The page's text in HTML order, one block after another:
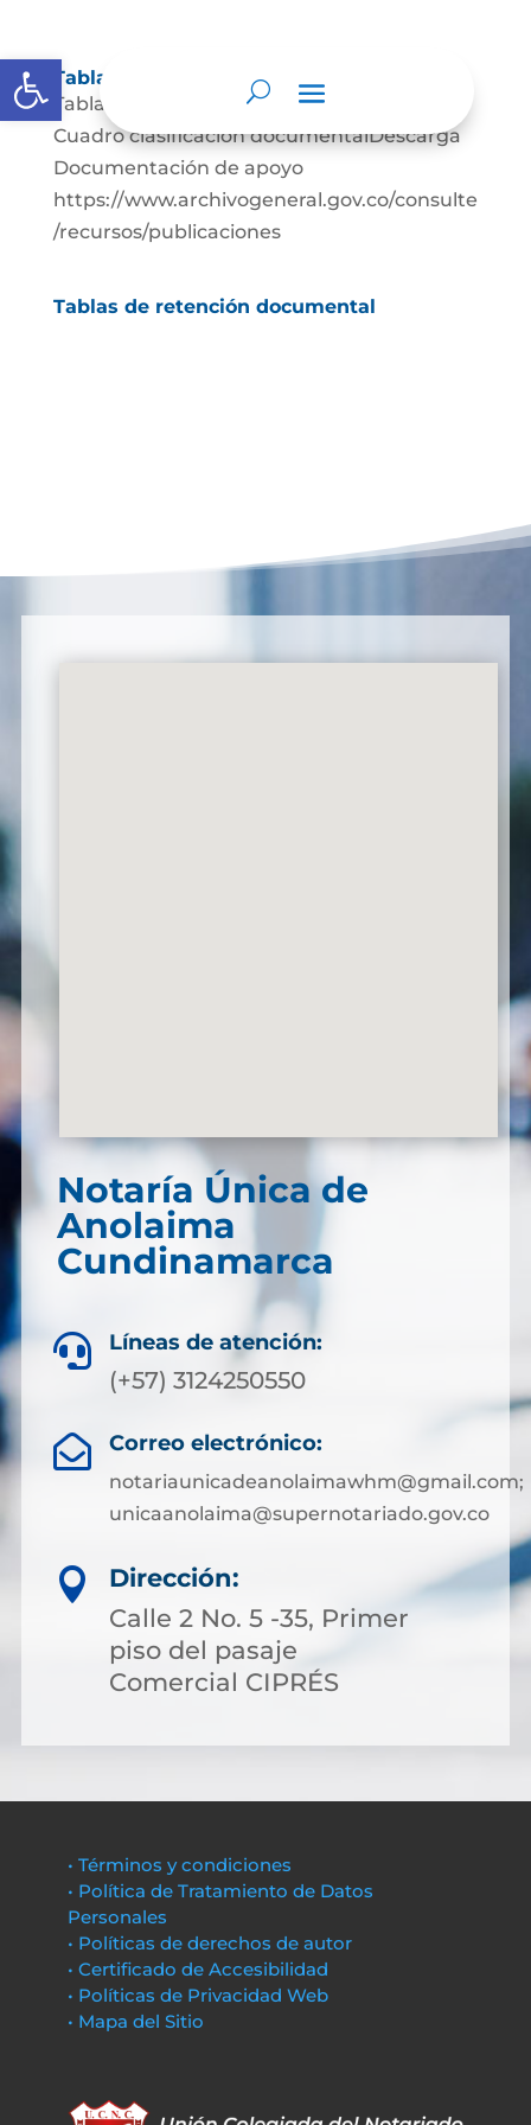
Abrir barra de herramientas
Tablas de retención documental
Tablas de Retención documental Descarga
Cuadro clasificación documentalDescarga
Documentación de apoyo
https://www.archivogeneral.gov.co/consulte
/recursos/publicaciones
Tablas de retención documental
Notaría Única de
Anolaima
Cundinamarca
 Líneas de atención:
(+57) 3124250550
 Correo electrónico:
notariaunicadeanolaimawhm@gmail.com;
unicaanolaima@supernotariado.gov.co

Dirección:
Calle 2 No. 5 -35, Primer
piso del pasaje
Comercial CIPRÉS
• Términos y condiciones
• Política de Tratamiento de Datos
Personales
• Políticas de derechos de autor
• Certificado de Accesibilidad
• Políticas de Privacidad Web
• Mapa del Sitio